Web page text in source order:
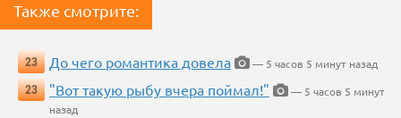
Также смотрите:
23 До чего романтика довела
— 5 часов 5 минут назад
23
"Вот такую рыбу вчера поймал!"
— 5 часов 5 минут
назад